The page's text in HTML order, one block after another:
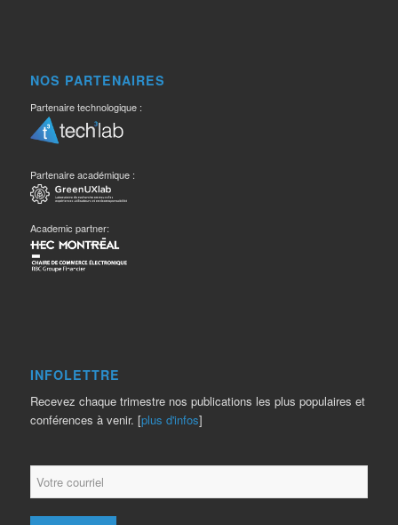
NOS PARTENAIRES
Partenaire technologique :
Partenaire académique :
Academic partner:
INFOLETTRE
Recevez chaque trimestre nos publications les plus populaires et
conférences à venir. [plus d'infos]